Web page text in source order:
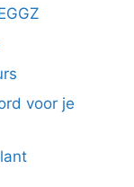
voor je